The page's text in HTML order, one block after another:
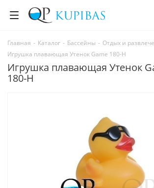
Главная - Каталог - Бассейны - Отдых и
Игрушка плавающая Утенок Game 180-Н
Игрушка плавающая Утенок
180-Н